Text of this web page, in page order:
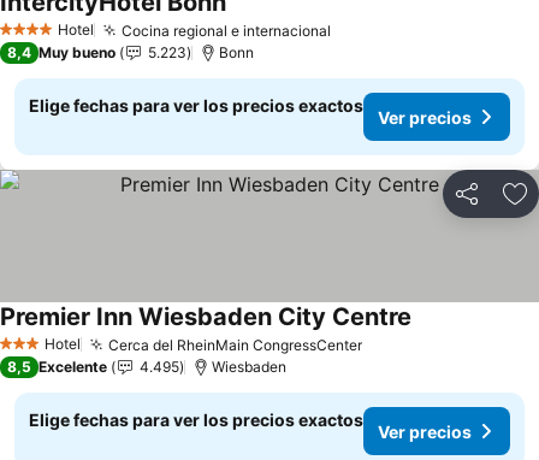
4 EstrellasHotel Cocina regional e internacional
8,4 Muy bueno 5.223 Bonn
Elige fechas para ver los precios exactos
Ver precios
Compartir
3 Estrellas
Hotel Cerca del RheinMain CongressCenter
Premier Inn Wiesbaden City Centre
8,5 Excelente 4.495 Wiesbaden
Elige fechas para ver los precios exactos
Ver precios